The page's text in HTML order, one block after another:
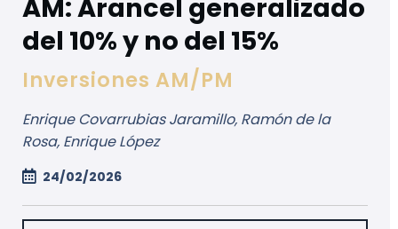
AM: Arancel generalizado
del 10% y no del 15%
Inversiones AM/PM
Enrique Covarrubias Jaramillo, Ramón de la
Rosa, Enrique López
24/02/2026